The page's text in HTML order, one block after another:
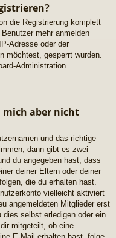
die Registrierung komplett
mehr anmelden
Adresse oder der
möchtest, gesperrt wurden.
Administration.
aber nicht
und das richtige
dann gibt es zwei
du angegeben hast, dass
deiner Eltern oder deiner
die du erhalten hast.
vielleicht aktiviert
angemeldeten Mitglieder erst
selbst erledigen oder ein
mitgeteilt, ob eine